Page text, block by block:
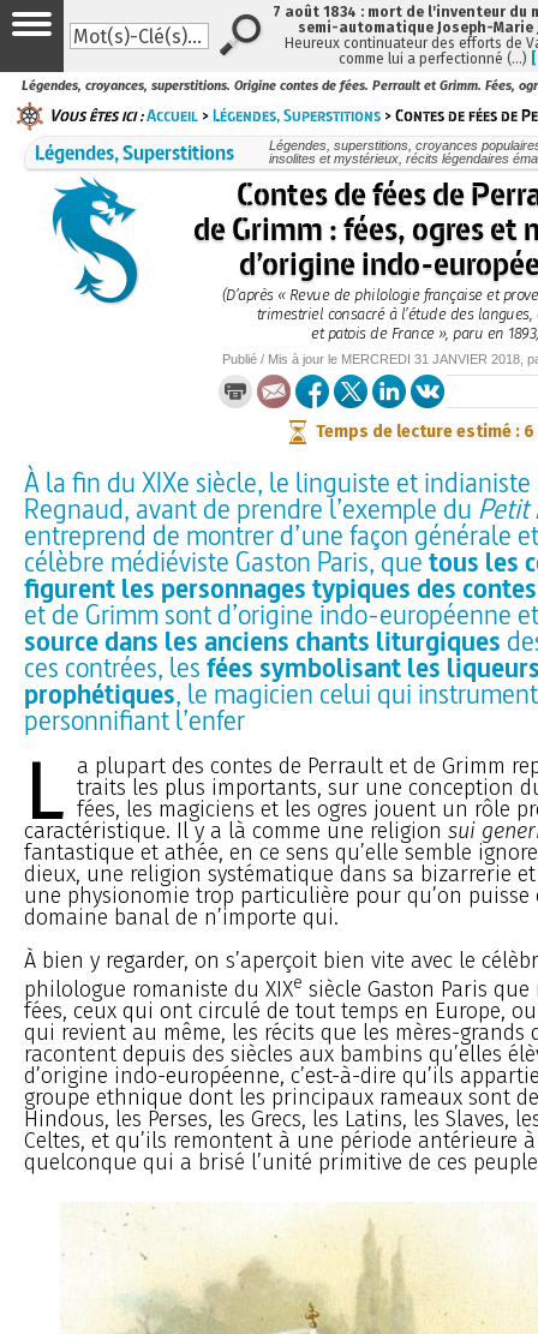
Légendes, croyances, superstitions. Origine contes de fées. Perrault et Grimm. Fées,
Vous êtes ici :Accueil >Légendes, Superstitions > Contes de fées de
Légendes, Superstitions
Légendes, superstitions, croyances
insolites et mystérieux, récits légendaires
Contes de fées de
de Grimm : fées, ogres et
d’origine indo-
(D’après « Revue de philologie française et
trimestriel consacré à l’étude des langues,
et patois de France », paru en
Publié / Mis à jour le MERCREDI 31 JANVIER 2018 ,
Temps de lecture estimé : 6
À la fin du XIXe siècle, le linguiste et indianiste
Regnaud, avant de prendre l’exemple du Petit
entreprend de montrer d’une façon générale
célèbre médiéviste Gaston Paris, quetous les
figurent les personnages typiques des
et de Grimm sont d’origine indo-européenne
source dans les anciens chants liturgiques
ces contrées, lesfées symbolisant les
prophétiques, le magicien celui qui
personnifiant l’enfer
L a plupart des contes de Perrault et de Grimm
traits les plus importants, sur une conception
fées, les magiciens et les ogres jouent un rôle
caractéristique. Il y a là comme une religion sui
fantastique et athée, en ce sens qu’elle semble
dieux, une religion systématique dans sa bizarrerie
une physionomie trop particulière pour qu’on puisse
domaine banal de n’importe qui.
À bien y regarder, on s’aperçoit bien vite avec le
philologue romaniste du XIXe siècle Gaston Paris
fées, ceux qui ont circulé de tout temps en Europe,
qui revient au même, les récits que les mères-grands
racontent depuis des siècles aux bambins qu’elles
d’origine indo-européenne, c’est-à-dire qu’ils
groupe ethnique dont les principaux rameaux sont
Hindous, les Perses, les Grecs, les Latins, les Slaves,
Celtes, et qu’ils remontent à une période antérieure
quelconque qui a brisé l’unité primitive de ces
7 août 1834 : mort de l'inventeur du
semi-automatique Joseph-Marie
Heureux continuateur des efforts de
comme lui a perfectionné (…)